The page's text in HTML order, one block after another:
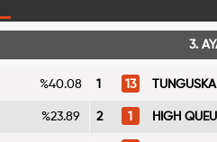
%40.08
%23.89
3.
1 13 TUNGUSKA
2 1 HIGH